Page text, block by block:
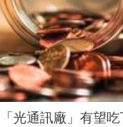
光通訊廠」有望